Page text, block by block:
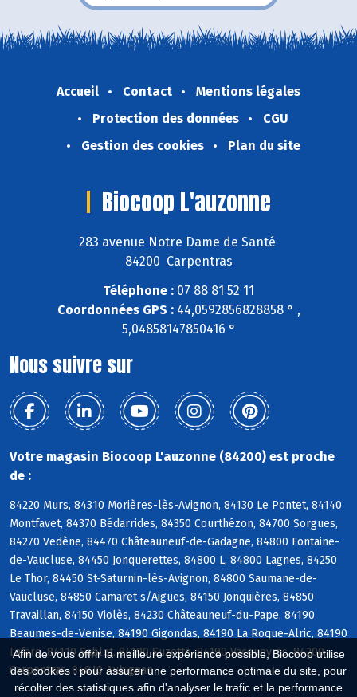
Afin de vous offrir la meilleure expérience possible, Biocoop utilise
des cookies : pour assurer une performance optimale du site, pour
récolter des statistiques afin d'analyser le trafic et la performance
Accueil Contact
Mentions légales
Protection des données
CGU
Gestion des cookies
Plan du site
Biocoop L'auzonne
283 avenue Notre Dame de Santé
84200 Carpentras
Téléphone : 07 88 81 52 11
Coordonnées GPS :44,0592856828858 ° ,
5,04858147850416 °
Nous suivre sur
Votre magasin Biocoop L'auzonne (84200) est proche
de :
84220 Murs, 84310 Morières-lès-Avignon, 84130 Le Pontet, 84140
Montfavet, 84370 Bédarrides, 84350 Courthézon, 84700 Sorgues,
84270 Vedène, 84470 Châteauneuf-de-Gadagne, 84800 Fontaine-
de-Vaucluse, 84450 Jonquerettes, 84800 L, 84800 Lagnes, 84250
Le Thor, 84450 St-Saturnin-lès-Avignon, 84800 Saumane-de-
Vaucluse, 84850 Camaret s/Aigues, 84150 Jonquières, 84850
Travaillan, 84150 Violès, 84230 Châteauneuf-du-Pape, 84190
Beaumes-de-Venise, 84190 Gigondas, 84190 La Roque-Alric, 84190
Lafare, 84110 Sablet, 84190 Suzette, 84190 Vacqueyras, 84200
Carpentras, 84810 Aubignan